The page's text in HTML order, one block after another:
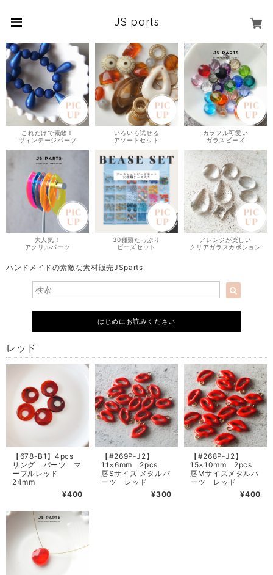
JS parts
これだけで素敵！
ヴィンテージパーツ
いろいろ試せる
アソートセット
カラフル可愛い
ガラスビーズ
大人気！
アクリルパーツ
30種類たっぷり
ビーズセット
アレンジが楽しい
クリアガラスカボション
ハンドメイドの素敵な素材販売JSparts
はじめにお読みください
レッド
【678-B1】4pcs
リング パーツ マ
ーブルレッド
24mm
¥400
【#269P-J2】
11×6mm 2pcs
唇Sサイズ メタルパ
ーツ レッド
¥300
【#268P-J2】
15×10mm 2pcs
唇Mサイズメタルパ
ーツ レッド
¥400